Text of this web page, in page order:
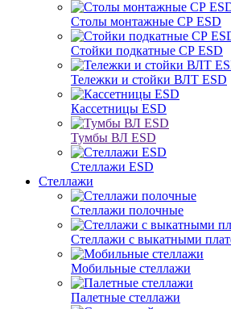
Столы монтажные СР ESD
Стойки подкатные СР ESD
Тележки и стойки ВЛТ ESD
Кассетницы ESD
Тумбы ВЛ ESD
Стеллажи ESD
Стеллажи
Стеллажи полочные
Стеллажи с выкатными
Мобильные стеллажи
Палетные стеллажи